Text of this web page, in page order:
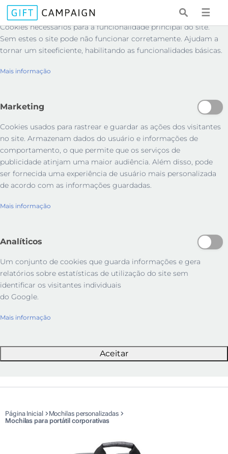
Essenciais
Cookies necessários para a funcionalidade principal do site.
Sem estes o site pode não funcionar corretamente. Ajudam a
tornar um siteeficiente, habilitando as funcionalidades básicas.
Mais informação
Marketing
Cookies usados ​​para rastrear e guardar as ações dos visitantes
no site. Armazenam dados do usuário e informações de
comportamento, o que permite que os serviços de
publicidade atinjam uma maior audiência. Além disso, pode
ser fornecida uma experiência de usuário mais personalizada
de acordo com as informações guardadas.
Mais informação
Analíticos
Um conjunto de cookies que guarda informações e gera
relatórios sobre estatísticas de utilização do site sem
identificar os visitantes individuais
do Google.
Mais informação
Aceitar
☰
Página Inicial
Mochilas personalizadas
Mochilas para portátil corporativas